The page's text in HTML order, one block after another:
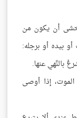
أن يكون من
أو بيده أو برجله:
بالنَّهي عنها.
إذا أوصى